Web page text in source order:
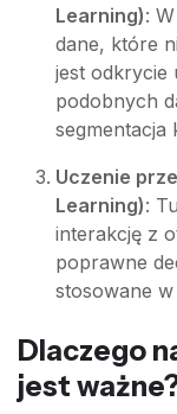
Learning):
dane, które
jest
podobnych
segmentacja
Uczenie
Learning):
interakcję z
poprawne
stosowane
Dlaczego
jest